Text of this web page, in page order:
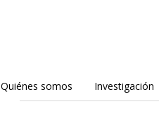
Quiénes somos Investigación